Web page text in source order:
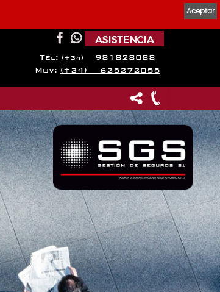
Tel: (+34) 981828088
Mov: (+34) 625272055
Aceptar